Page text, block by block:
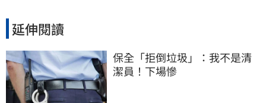
延伸閱讀
保全「拒倒垃圾」：我不是清
潔員！下場慘